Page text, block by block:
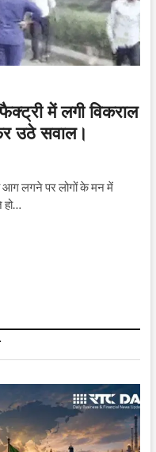
में लगी विकराल
उठे सवाल।
लगने पर लोगों के मन में
हो…